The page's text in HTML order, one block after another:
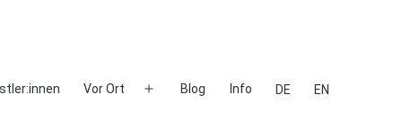
Vor Ort
Menü
Blog Info DE EN